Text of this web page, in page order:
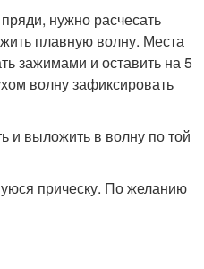
нужно расчесать
плавную волну. Места
зажимами и оставить на 5
волну зафиксировать
и выложить в волну по той
прическу. По желанию